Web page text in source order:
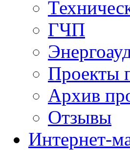
ГЧП
Проекты
Архив
Отзывы
Интернет-